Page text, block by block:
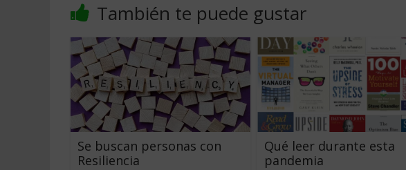
También te puede gustar
Se buscan personas con
Resiliencia
Qué leer durante esta
pandemia